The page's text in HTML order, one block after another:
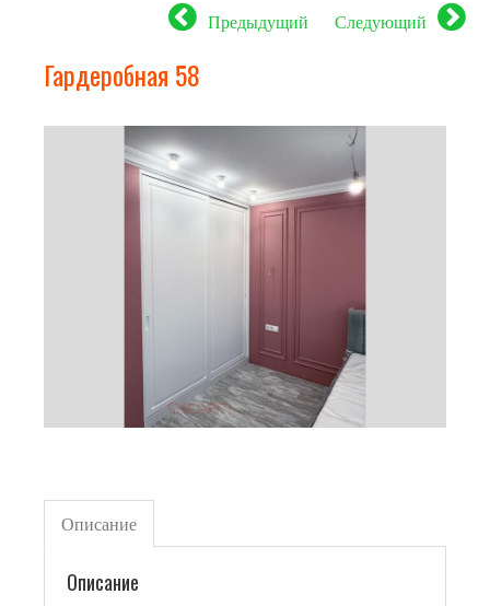
Предыдущий Следующий
Гардеробная 58
Описание
Описание